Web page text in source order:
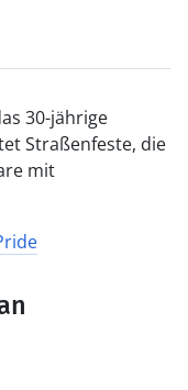
30-jährige
Straßenfeste, die
mit